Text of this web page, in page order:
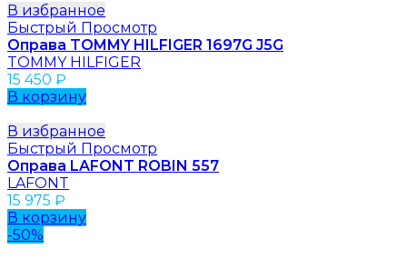
В избранное
Быстрый Просмотр
Оправа TOMMY HILFIGER 1697G J5G
TOMMY HILFIGER
15 450 ₽
В корзину
В избранное
Быстрый Просмотр
Оправа LAFONT ROBIN 557
LAFONT
15 975 ₽
В корзину
-50%